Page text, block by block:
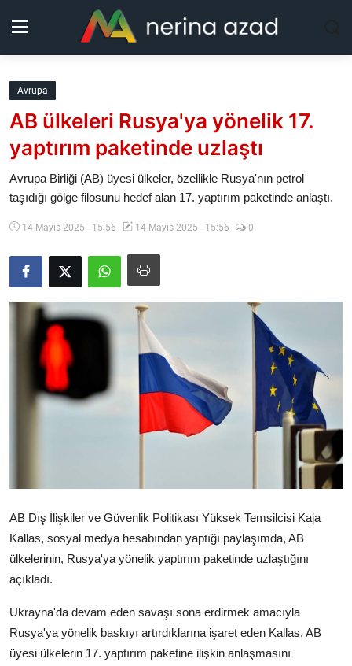
Kurdistan
Bölgeler
Güncel
Makaleler
Galeri
Video
Yazarlar
Türkçe Kurdi
Avrupa
AB ülkeleri Rusya'ya yönelik 17.
yaptırım paketinde uzlaştı
Avrupa Birliği (AB) üyesi ülkeler, özellikle Rusya'nın petrol
taşıdığı gölge filosunu hedef alan 17. yaptırım paketinde anlaştı.
14 Mayıs 2025 - 15:56 14 Mayıs 2025 - 15:56 0
AB Dış İlişkiler ve Güvenlik Politikası Yüksek Temsilcisi Kaja
Kallas, sosyal medya hesabından yaptığı paylaşımda, AB
ülkelerinin, Rusya'ya yönelik yaptırım paketinde uzlaştığını
açıkladı.
Ukrayna'da devam eden savaşı sona erdirmek amacıyla
Rusya'ya yönelik baskıyı artırdıklarına işaret eden Kallas, AB
üyesi ülkelerin 17. yaptırım paketine ilişkin anlaşmasını